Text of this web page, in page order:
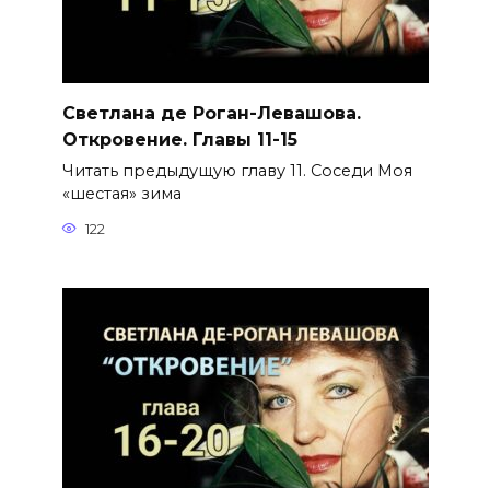
Светлана де Роган-Левашова.
Откровение. Главы 11-15
Читать предыдущую главу 11. Соседи Моя
«шестая» зима
122